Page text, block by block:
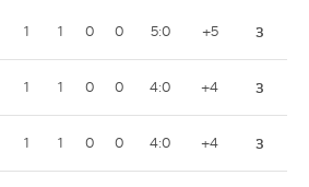
1 1 0 0 5:0 +5 3
1 1 0 0 4:0 +4 3
1 1 0 0 4:0 +4 3